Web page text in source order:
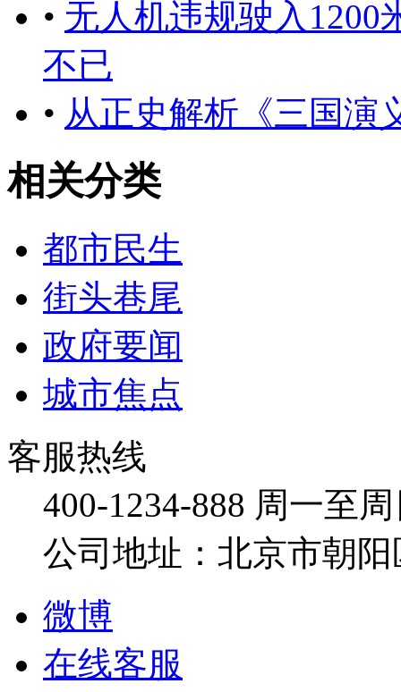
• 无人机违规驶入1200
不已
• 从正史解析《三国演
相关分类
都市民生
街头巷尾
政府要闻
城市焦点
客服热线
400-1234-888 周一至
公司地址：北京市朝
微博
在线客服